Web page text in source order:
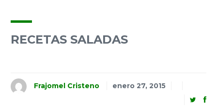
RECETAS SALADAS
Frajomel Cristeno enero 27, 2015